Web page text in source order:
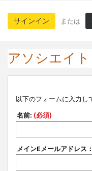
サインイン または
アソシエイ
以下のフォームに入力し
名前: (必須)
メインEメールアドレス：